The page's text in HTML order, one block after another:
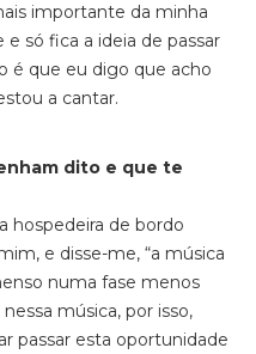
importante da minha
e só fica a ideia de passar
é que eu digo que acho
a cantar.
dito e que te
hospedeira de bordo
e disse-me, “a música
numa fase menos
música, por isso,
passar esta oportunidade